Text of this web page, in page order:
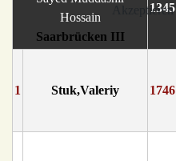
Saarbrücken III
1345
1 Stuk,Valeriy 1746
Akzeptieren